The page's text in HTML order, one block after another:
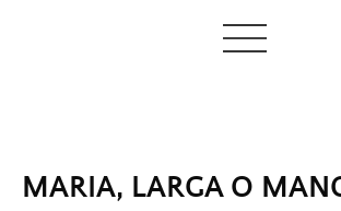
MARIA, LARGA O